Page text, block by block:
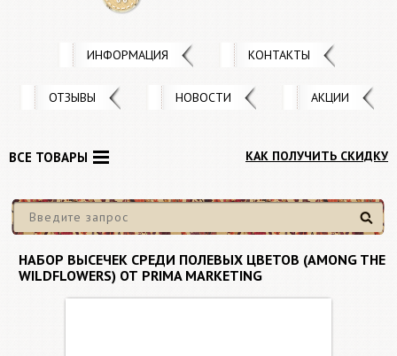
ИНФОРМАЦИЯ КОНТАКТЫ
ОТЗЫВЫ НОВОСТИ АКЦИИ
КАК ПОЛУЧИТЬ СКИДКУ
Найти
ВСЕ ТОВАРЫ
НАБОР ВЫСЕЧЕК СРЕДИ ПОЛЕВЫХ ЦВЕТОВ (AMONG THE
WILDFLOWERS) ОТ PRIMA MARKETING